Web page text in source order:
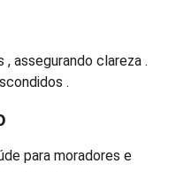
assegurando clareza .
.
para moradores e